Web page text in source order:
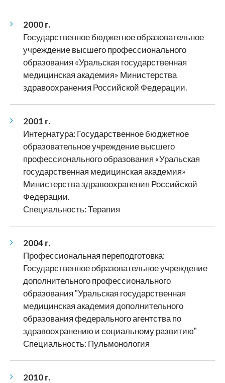
2000 г.
Государственное бюджетное образовательное
учреждение высшего профессионального
образования «Уральская государственная
медицинская академия» Министерства
здравоохранения Российской Федерации.
2001 г.
Интернатура: Государственное бюджетное
образовательное учреждение высшего
профессионального образования «Уральская
государственная медицинская академия»
Министерства здравоохранения Российской
Федерации.
Специальность: Терапия
2004 г.
Профессиональная переподготовка:
Государственное образовательное учреждение
дополнительного профессионального
образования "Уральская государственная
медицинская академия дополнительного
образования федерального агентства по
здравоохранению и социальному развитию"
Специальность: Пульмонология
2010 г.